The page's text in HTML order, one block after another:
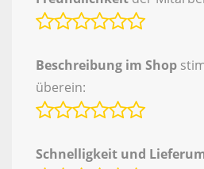
Beschreibung im Shop
überein:
Schnelligkeit und